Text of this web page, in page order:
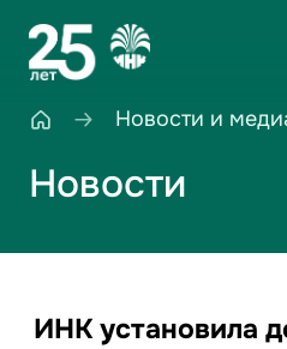
Новости и
Новости
ИНК установила